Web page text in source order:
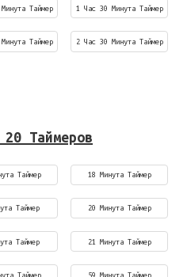
Таймер 1 Час 30 Минута Таймер
Таймер 2 Час 30 Минута Таймер
20 Таймеров
Таймер 18 Минута Таймер
Таймер 20 Минута Таймер
Таймер 21 Минута Таймер
Таймер 59 Минута Таймер